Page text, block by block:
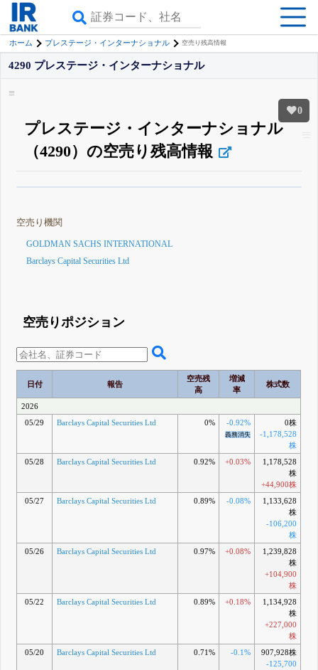
ホーム プレステージ・インターナショナル 空売り残高情報
0
4290 プレステージ・インターナショナル
プレステージ・インターナショナル
（4290）の空売り残高情報
登録すると永久30%OFFと米株版の先行利用も付きます
空売り機関
GOLDMAN SACHS INTERNATIONAL
Barclays Capital Securities Ltd
空売りポジション
日付 報告
空売残
高
増減
率
株式数
2026
05/29
Barclays Capital Securities Ltd 0% -0.92%
義務消失
0株
-1,178,528
株
05/28
Barclays Capital Securities Ltd 0.92% +0.03%
1,178,528
株
+44,900株
05/27
Barclays Capital Securities Ltd 0.89% -0.08%
1,133,628
株
-106,200
株
05/26
Barclays Capital Securities Ltd 0.97% +0.08%
1,239,828
株
+104,900
株
05/22
Barclays Capital Securities Ltd 0.89% +0.18%
1,134,928
株
+227,000
株
05/20
Barclays Capital Securities Ltd 0.71% -0.1%
907,928株
-125,700